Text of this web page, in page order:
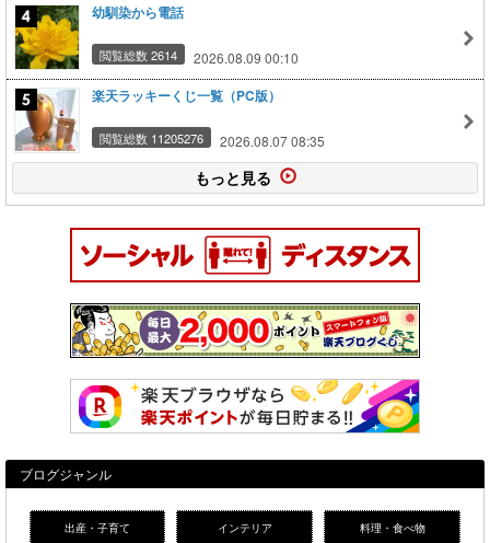
幼馴染から電話
閲覧総数 2614 2026.08.09 00:10
楽天ラッキーくじ一覧（PC版）
閲覧総数 11205276 2026.08.07 08:35
もっと見る
ブログジャンル
出産・子育て インテリア 料理・食べ物